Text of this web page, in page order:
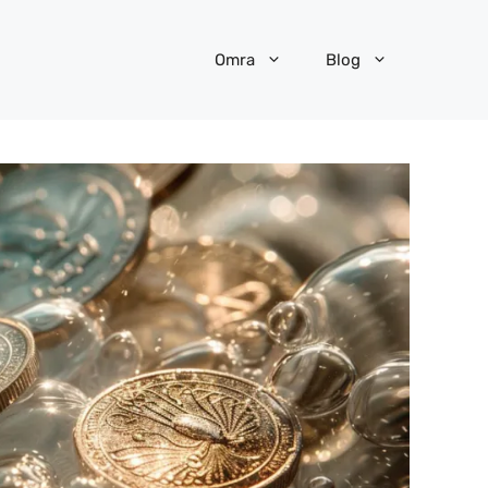
Omra Blog